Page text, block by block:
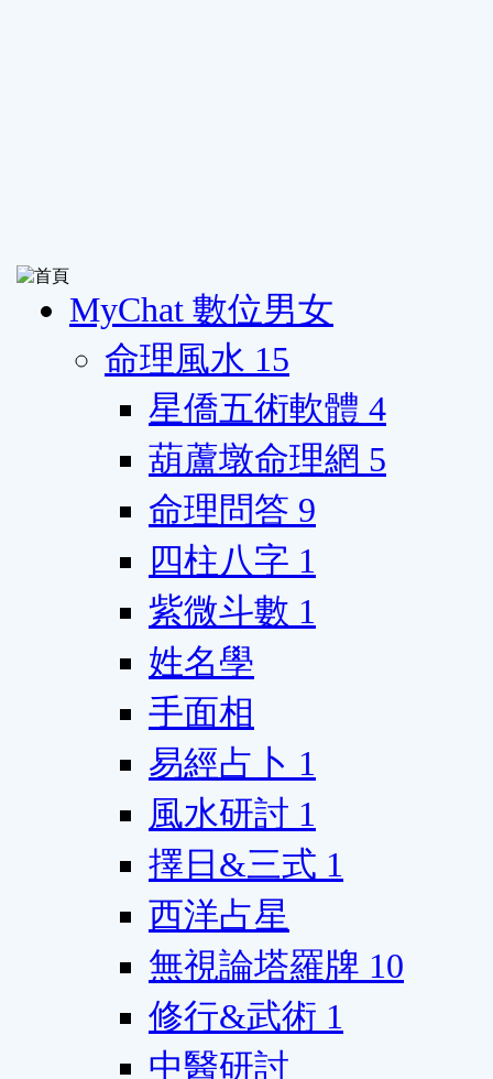
MyChat 數位男女
命理風水 15
星僑五術軟體 4
葫蘆墩命理網 5
命理問答 9
四柱八字 1
紫微斗數 1
姓名學
手面相
易經占卜 1
風水研討 1
擇日&三式 1
西洋占星
無視論塔羅牌 10
修行&武術 1
中醫研討